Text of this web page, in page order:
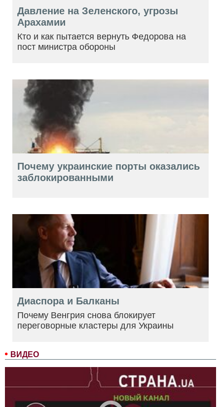
ВИДЕО
Давление на Зеленского, угрозы
Арахамии
Кто и как пытается вернуть Федорова на
пост министра обороны
Почему украинские порты оказались
заблокированными
Диаспора и Балканы
Почему Венгрия снова блокирует
переговорные кластеры для Украины